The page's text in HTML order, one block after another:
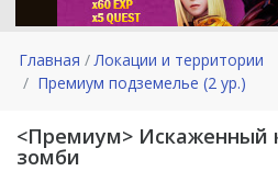
Главная
Локации и территории
Премиум подземелье (2 ур.)
<Премиум> Искаженный
зомби